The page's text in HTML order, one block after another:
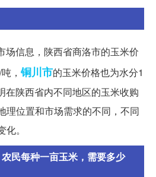
场信息，陕西省商洛市的玉米价
，铜川市的玉米价格也为水分1
在陕西省内不同地区的玉米收购
理位置和市场需求的不同，不同
。
民每种一亩玉米，需要多少